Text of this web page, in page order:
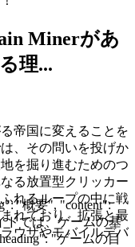
Minerがあ
理...
帝国に変えることを
は、その問いを投げか
を掘り進むためのつ
る放置型クリッカー
れるループの中に戦
れており、拡張と最
ウザやモバイルデバ
"概要", "content":
ドでは、ゲームの基
"ゲームの目